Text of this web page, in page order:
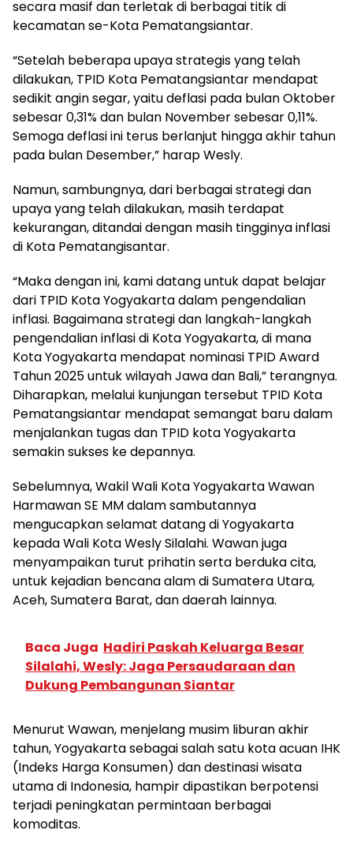
secara masif dan terletak di berbagai titik di
kecamatan se-Kota Pematangsiantar.
“Setelah beberapa upaya strategis yang telah
dilakukan, TPID Kota Pematangsiantar mendapat
sedikit angin segar, yaitu deflasi pada bulan Oktober
sebesar 0,31% dan bulan November sebesar 0,11%.
Semoga deflasi ini terus berlanjut hingga akhir tahun
pada bulan Desember,” harap Wesly.
Namun, sambungnya, dari berbagai strategi dan
upaya yang telah dilakukan, masih terdapat
kekurangan, ditandai dengan masih tingginya inflasi
di Kota Pematangisantar.
“Maka dengan ini, kami datang untuk dapat belajar
dari TPID Kota Yogyakarta dalam pengendalian
inflasi. Bagaimana strategi dan langkah-langkah
pengendalian inflasi di Kota Yogyakarta, di mana
Kota Yogyakarta mendapat nominasi TPID Award
Tahun 2025 untuk wilayah Jawa dan Bali,” terangnya.
Diharapkan, melalui kunjungan tersebut TPID Kota
Pematangsiantar mendapat semangat baru dalam
menjalankan tugas dan TPID kota Yogyakarta
semakin sukses ke depannya.
Sebelumnya, Wakil Wali Kota Yogyakarta Wawan
Harmawan SE MM dalam sambutannya
mengucapkan selamat datang di Yogyakarta
kepada Wali Kota Wesly Silalahi. Wawan juga
menyampaikan turut prihatin serta berduka cita,
untuk kejadian bencana alam di Sumatera Utara,
Aceh, Sumatera Barat, dan daerah lainnya.
Baca Juga Hadiri Paskah Keluarga Besar
Silalahi, Wesly: Jaga Persaudaraan dan
Dukung Pembangunan Siantar
Menurut Wawan, menjelang musim liburan akhir
tahun, Yogyakarta sebagai salah satu kota acuan IHK
(Indeks Harga Konsumen) dan destinasi wisata
utama di Indonesia, hampir dipastikan berpotensi
terjadi peningkatan permintaan berbagai
komoditas.